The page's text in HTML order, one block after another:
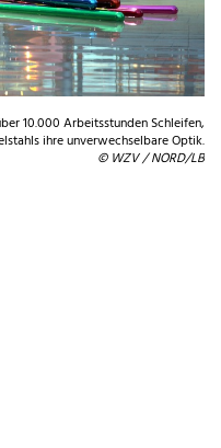
10.000 Arbeitsstunden Schleifen,
ihre unverwechselbare Optik.
© WZV / NORD/LB